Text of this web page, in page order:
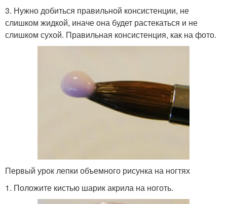
3. Нужно добиться правильной консистенции, не
слишком жидкой, иначе она будет растекаться и не
слишком сухой. Правильная консистенция, как на фото.
Первый урок лепки объемного рисунка на ногтях
1. Положите кистью шарик акрила на ноготь.